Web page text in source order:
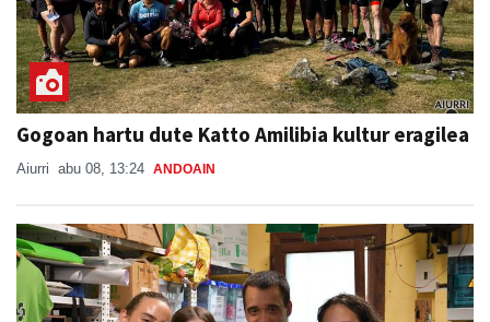
Gogoan hartu dute Katto Amilibia kultur eragilea